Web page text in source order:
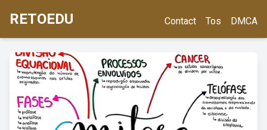
RETOEDU Contact Tos DMCA